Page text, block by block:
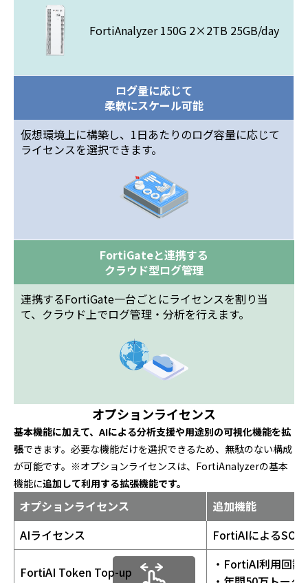
FortiAnalyzer 150G 2×2TB 25GB/day
ログ量に応じて
柔軟にスケール可能
仮想環境上に構築し、1日あたりのログ容量に応じて
ライセンスを選択できます。
FortiGateと連携する
クラウド型ログ管理
連携するFortiGate一台ごとにライセンスを割り当
て、クラウド上でログ管理・分析を行えます。
オプションライセンス
基本機能に加えて、AIによる分析支援や用途別の可視化機能を拡
張できます。必要な機能だけを選択できるため、無駄のない構成
が可能です。※オプションライセンスは、FortiAnalyzerの基本
機能に追加して利用する拡張機能です。
オプションライセンス
追加機能
AIライセンス
FortiAIによるSOC
FortiAI Token Top-up
・FortiAI利用回